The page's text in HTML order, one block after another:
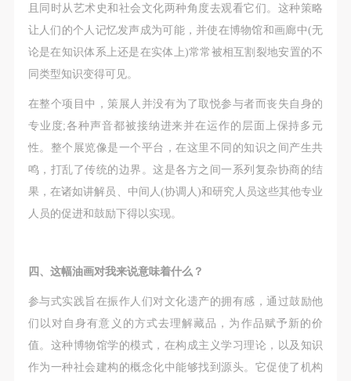
且同时从艺术史和社会文化两种角度去观看它们。这种策略
让人们的个人记忆发声成为可能，并使在博物馆和画廊中(无
论是在知识体系上还是在实体上)常常被相互割裂地安置的不
同类型知识变得可见。
在整个项目中，策展人并没有为了取悦参与者而丧失自身的
专业度;各种声音都被接纳进来并在运作的层面上保持多元
性。整个展览像是一个平台，在这里不同的知识之间产生共
鸣，打乱了传统的边界。这是各方之间一系列复杂协商的结
果，在诸如讲解员、中间人(协调人)和研究人员这些其他专业
人员的促进和鼓励下得以实现。
四、这幅油画对我来说意味着什么？
参与式实践旨在振作人们对文化遗产的拥有感，通过鼓励他
们以对自身有意义的方式去理解藏品，为作品赋予新的价
值。这种博物馆学的模式，在构成主义学习理论，以及知识
作为一种社会建构的概念化中能够找到源头。它促使了机构